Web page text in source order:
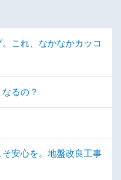
これ、なかなかカッコ
るの？
安心を。地盤改良工事